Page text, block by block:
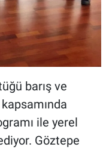
barış ve
ile yerel
Göztepe